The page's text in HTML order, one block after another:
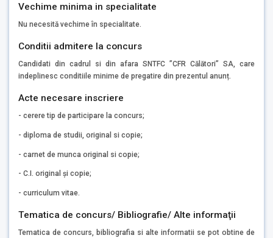
Vechime minima in specialitate
Nu necesită vechime în specialitate.
Conditii admitere la concurs
Candidati din cadrul si din afara SNTFC ”CFR Călători” SA, care
indeplinesc conditiile minime de pregatire din prezentul anunț.
Acte necesare inscriere
- cerere tip de participare la concurs;
- diploma de studii, original si copie;
- carnet de munca original si copie;
- C.I. original și copie;
- curriculum vitae.
Tematica de concurs/ Bibliografie/ Alte informaţii
Tematica de concurs, bibliografia si alte informatii se pot obtine de